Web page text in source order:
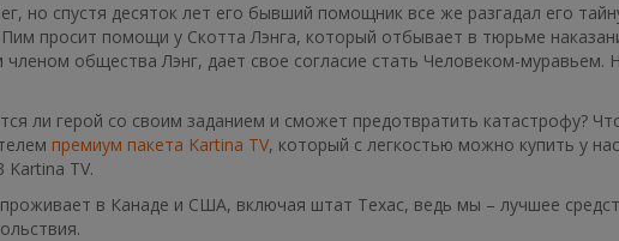
но спустя десяток лет его бывший помощник все же разгадал его
просит помощи у Скотта Лэнга, который отбывает в тюрьме
общества Лэнг, дает свое согласие стать Человеком-муравьем.
ли герой со своим заданием и сможет предотвратить катастрофу?
премиум пакета Kartina TV, который с легкостью можно купить у
TV.
в Канаде и США, включая штат Техас, ведь мы – лучшее